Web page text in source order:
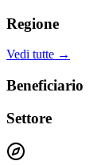
Regione
Vedi tutte →
Beneficiario
Settore